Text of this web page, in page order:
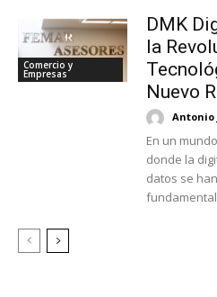
Comercio y
Empresas
DMK
la
Nuevo
Antonio
En un
donde la
datos se